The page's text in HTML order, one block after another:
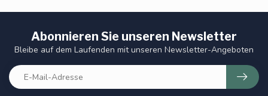
Abonnieren Sie unseren Newsletter
Bleibe auf dem Laufenden mit unseren Newsletter-Angeboten